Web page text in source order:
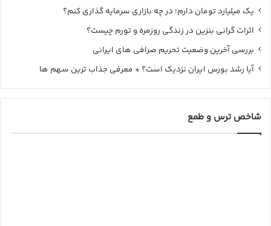
یک میلیارد تومان دارم؛ در چه بازاری سرمایه گذاری کنم؟
اثرات گرانی بنزین در زندگی روزمره و تورم چیست؟
بررسی آخرین وضعیت تحریم صرافی های ایرانی
آیا رشد بورس ایران نزدیک است؟ + معرفی جذاب ترین سهم ها
شاخص ترس و طمع